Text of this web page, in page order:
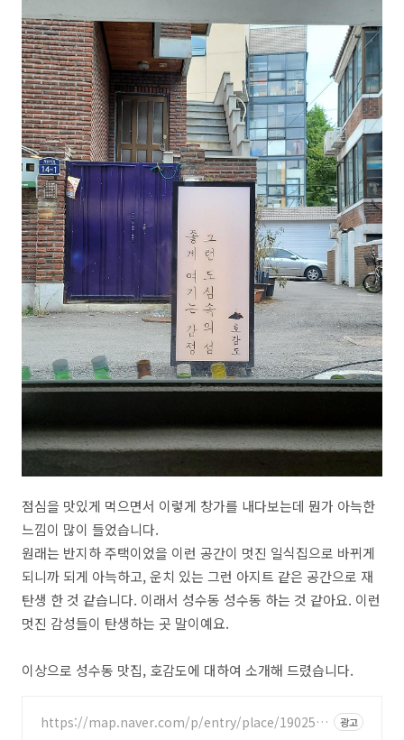
점심을 맛있게 먹으면서 이렇게 창가를 내다보는데 뭔가 아늑한
느낌이 많이 들었습니다.
원래는 반지하 주택이었을 이런 공간이 멋진 일식집으로 바뀌게
되니까 되게 아늑하고, 운치 있는 그런 아지트 같은 공간으로 재
탄생 한 것 같습니다. 이래서 성수동 성수동 하는 것 같아요. 이런
멋진 감성들이 탄생하는 곳 말이예요.
이상으로 성수동 맛집, 호감도에 대하여 소개해 드렸습니다.
https://map.naver.com/p/entry/place/1902597
광고